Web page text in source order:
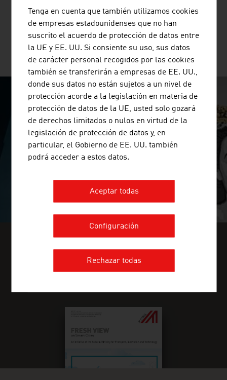
aplicación son ...
SURPRISINGLY INGENIOUS
video abspielen
ENCUENTRE INFORMACIÓN
Tenga en cuenta que también utilizamos cookies
de empresas estadounidenses que no han
suscrito el acuerdo de protección de datos entre
la UE y EE. UU. Si consiente su uso, sus datos
de carácter personal recogidos por las cookies
también se transferirán a empresas de EE. UU.,
donde sus datos no están sujetos a un nivel de
protección acorde a la legislación en materia de
protección de datos de la UE, usted solo gozará
de derechos limitados o nulos en virtud de la
legislación de protección de datos y, en
particular, el Gobierno de EE. UU. también
podrá acceder a estos datos.
Aceptar todas
Configuración
Rechazar todas